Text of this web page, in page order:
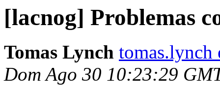
[lacnog] Problemas
Tomas Lynch tomas.lynch
Dom Ago 30 10:23:29